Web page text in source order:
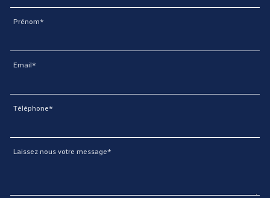
Prénom*
Email*
Téléphone*
Laissez nous votre message*